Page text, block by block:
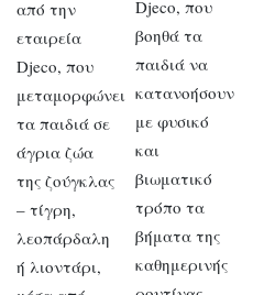
από την
εταιρεία
Djeco, που
μεταμορφώνει
τα παιδιά σε
άγρια ζώα
της ζούγκλας
– τίγρη,
λεοπάρδαλη
ή λιοντάρι,
Djeco, που
βοηθά τα
παιδιά να
κατανοήσουν
με φυσικό
και
βιωματικό
τρόπο τα
βήματα της
καθημερινής